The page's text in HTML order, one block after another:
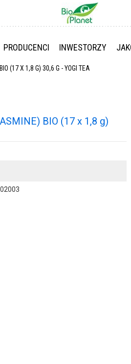
PRODUCENCI INWESTORZY
(17 X 1,8 G) 30,6 G - YOGI TEA
BIO (17 x 1,8 g)